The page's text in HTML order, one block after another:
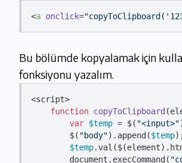
<a onclick=
Bu bölümde kopyalamak için
fonksiyonu yazalım.
<script>
function copyToClipboard (
var $temp = $( "<input>"
		$(
"body").append($temp
$temp
		document.execCommand(